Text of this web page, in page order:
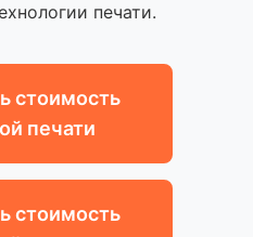
печати.
стоимость
печати
стоимость